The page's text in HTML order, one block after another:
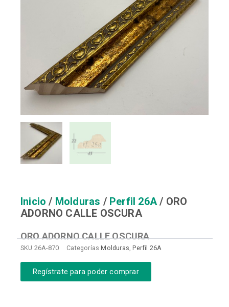
Inicio / Molduras / Perfil 26A / ORO
ADORNO CALLE OSCURA
ORO ADORNO CALLE OSCURA
SKU 26A-870 Categorías Molduras,Perfil 26A
Regístrate para poder comprar